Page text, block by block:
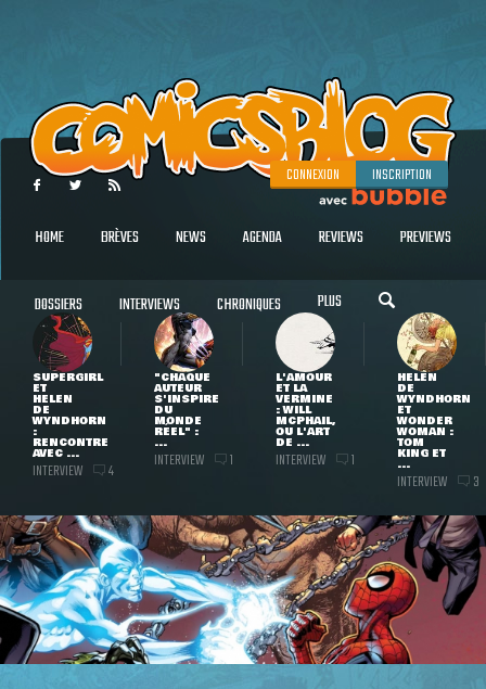
CONNEXION INSCRIPTION
HOME BRÈVES NEWS AGENDA REVIEWS PREVIEWS
DOSSIERS INTERVIEWS CHRONIQUES PLUS
SUPERGIRL
ET
HELEN
DE
WYNDHORN
:
RENCONTRE
AVEC ...
INTERVIEW 4
"CHAQUE
AUTEUR
S'INSPIRE
DU
MONDE
RÉEL" :
...
INTERVIEW 1
L'AMOUR
ET LA
VERMINE
: WILL
MCPHAIL,
OU L'ART
DE ...
INTERVIEW 1
HELEN
DE
WYNDHORN
ET
WONDER
WOMAN :
TOM
KING ET
...
INTERVIEW 3